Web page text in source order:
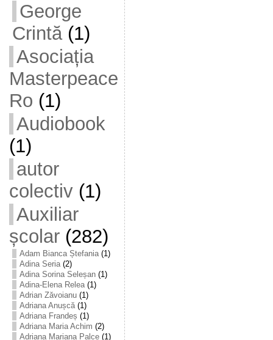
George
Crintă(1)
Asociația
Masterpeace
Ro (1)
Audiobook
(1)
autor
colectiv(1)
Auxiliar
școlar(282)
Adam Bianca Ștefania(1)
Adina Seria(2)
Adina Sorina Seleșan(1)
Adina-Elena Relea(1)
Adrian Zăvoianu(1)
Adriana Anușcă(1)
Adriana Frandeș (1)
Adriana Maria Achim (2)
Adriana Mariana Palce(1)